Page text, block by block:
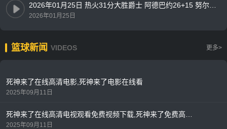
2026年01月25日
篮球新闻 VIDEOS 更多>
死神来了在线高清电影,死神来了电影在线看
2025年09月11日
2025年09月11日